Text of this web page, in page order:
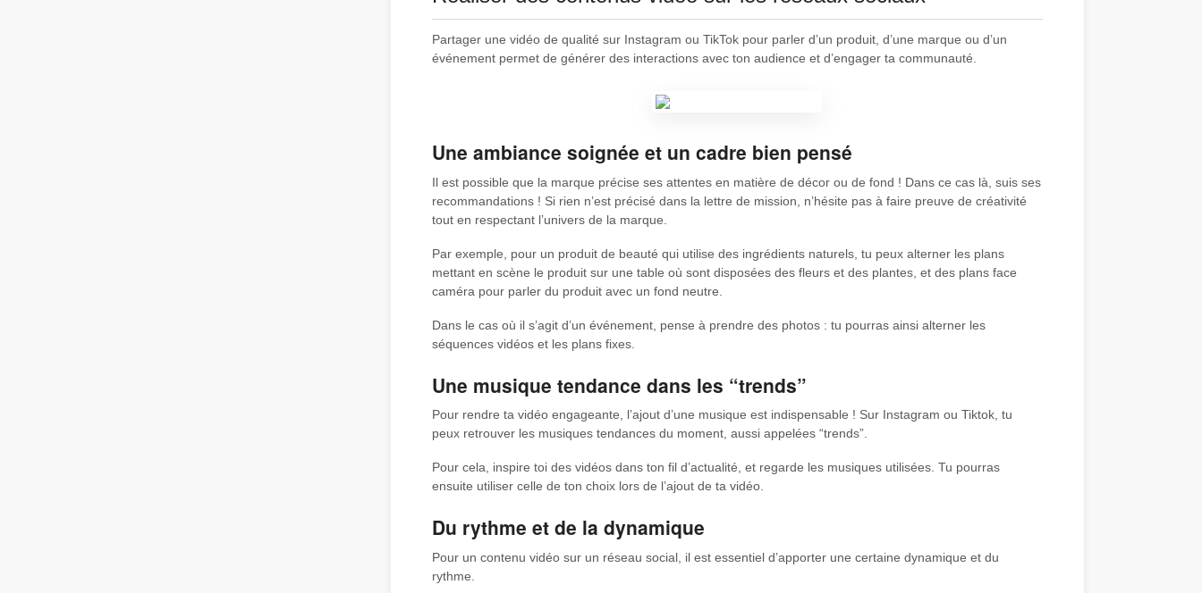
Partager une vidéo de qualité sur Instagram ou TikTok pour parler d’un produit, d’une marque ou d’un
événement permet de générer des interactions avec ton audience et d’engager ta communauté.
Une ambiance soignée et un cadre bien pensé
Il est possible que la marque précise ses attentes en matière de décor ou de fond ! Dans ce cas là, suis ses
recommandations ! Si rien n’est précisé dans la lettre de mission, n’hésite pas à faire preuve de créativité
tout en respectant l’univers de la marque.
Par exemple, pour un produit de beauté qui utilise des ingrédients naturels, tu peux alterner les plans
mettant en scène le produit sur une table où sont disposées des fleurs et des plantes, et des plans face
caméra pour parler du produit avec un fond neutre.
Dans le cas où il s’agit d’un événement, pense à prendre des photos : tu pourras ainsi alterner les
séquences vidéos et les plans fixes.
Une musique tendance dans les “trends”
Pour rendre ta vidéo engageante, l’ajout d’une musique est indispensable ! Sur Instagram ou Tiktok, tu
peux retrouver les musiques tendances du moment, aussi appelées “trends”.
Pour cela, inspire toi des vidéos dans ton fil d’actualité, et regarde les musiques utilisées. Tu pourras
ensuite utiliser celle de ton choix lors de l’ajout de ta vidéo.
Du rythme et de la dynamique
Pour un contenu vidéo sur un réseau social, il est essentiel d’apporter une certaine dynamique et du
rythme.